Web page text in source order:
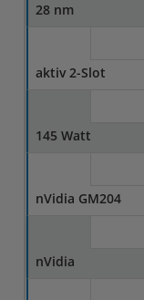
28 nm
aktiv 2-Slot
145 Watt
nVidia GM204
nVidia